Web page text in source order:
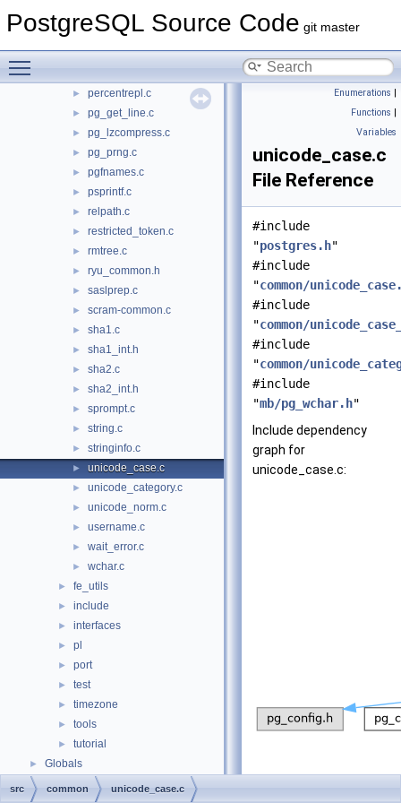
PostgreSQL Source Code git master
md5.c
► md5_common.c
► md5_int.h
► percentrepl.c
► pg_get_line.c
► pg_lzcompress.c
► pg_prng.c
► pgfnames.c
► psprintf.c
► relpath.c
► restricted_token.c
► rmtree.c
► ryu_common.h
► saslprep.c
► scram-common.c
► sha1.c
► sha1_int.h
► sha2.c
► sha2_int.h
► sprompt.c
► string.c
► stringinfo.c
► unicode_case.c
► unicode_category.c
► unicode_norm.c
► username.c
► wait_error.c
► wchar.c
► fe_utils
► include
► interfaces
► pl
► port
► test
► timezone
► tools
► tutorial
► Globals
Enumerations |
Functions |
Variables
unicode_case.c
File Reference
#include
"postgres.h"
#include
"common/
#include
"common/
#include
"common/
#include
"mb/pg_wchar.h"
Include dependency
graph for
unicode_case.c:
src common unicode_case.c